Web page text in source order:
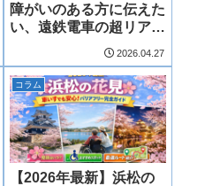
障がいのある方に伝えた
い、遠鉄電車の超リアル
なバリアフリー情報
2026.04.27
コラム
【2026年最新】浜松の